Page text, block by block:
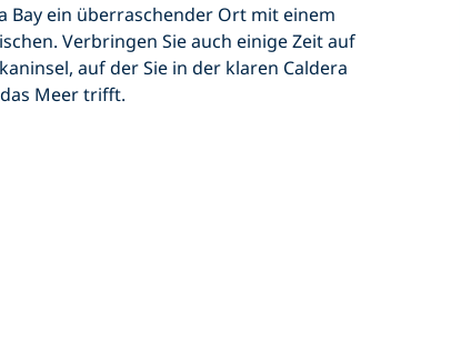
Bay ein überraschender Ort mit einem
Verbringen Sie auch einige Zeit auf
auf der Sie in der klaren Caldera
Meer trifft.